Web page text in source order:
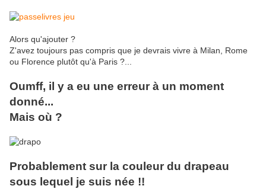
Alors qu'ajouter ?
Z'avez toujours pas compris que je devrais vivre à Milan, Rome
ou Florence plutôt qu'à Paris ?...
Oumff, il y a eu une erreur à un moment
donné...
Mais où ?
Probablement sur la couleur du drapeau
sous lequel je suis née !!